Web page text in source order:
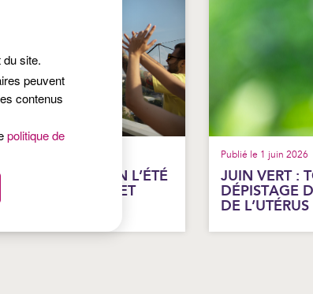
SON AUDITION L’ÉTÉ
ÉCOUTEURS ET
Publié le 1 juin 2026
JUIN VERT :
DÉPISTAGE
DE L’UTÉRUS
site.
peuvent
contenus
politique de